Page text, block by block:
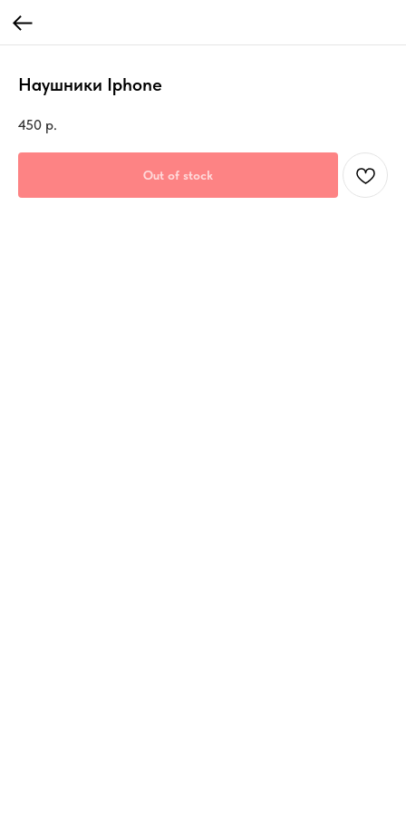
Наушники Iphone
450 р.
Out of stock